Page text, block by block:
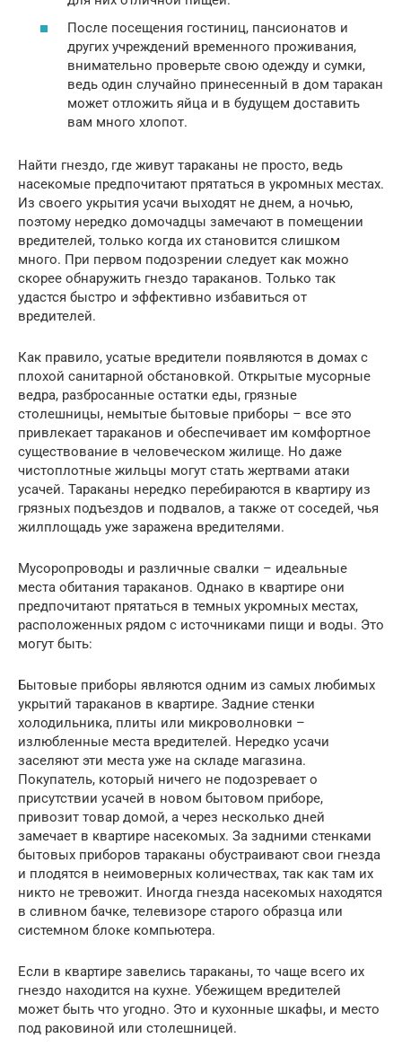
После посещения гостиниц, пансионатов и
других учреждений временного проживания,
внимательно проверьте свою одежду и сумки,
ведь один случайно принесенный в дом таракан
может отложить яйца и в будущем доставить
вам много хлопот.
Найти гнездо, где живут тараканы не просто, ведь
насекомые предпочитают прятаться в укромных местах.
Из своего укрытия усачи выходят не днем, а ночью,
поэтому нередко домочадцы замечают в помещении
вредителей, только когда их становится слишком
много. При первом подозрении следует как можно
скорее обнаружить гнездо тараканов. Только так
удастся быстро и эффективно избавиться от
вредителей.
Как правило, усатые вредители появляются в домах с
плохой санитарной обстановкой. Открытые мусорные
ведра, разбросанные остатки еды, грязные
столешницы, немытые бытовые приборы – все это
привлекает тараканов и обеспечивает им комфортное
существование в человеческом жилище. Но даже
чистоплотные жильцы могут стать жертвами атаки
усачей. Тараканы нередко перебираются в квартиру из
грязных подъездов и подвалов, а также от соседей, чья
жилплощадь уже заражена вредителями.
Мусоропроводы и различные свалки – идеальные
места обитания тараканов. Однако в квартире они
предпочитают прятаться в темных укромных местах,
расположенных рядом с источниками пищи и воды. Это
могут быть:
Бытовые приборы являются одним из самых любимых
укрытий тараканов в квартире. Задние стенки
холодильника, плиты или микроволновки –
излюбленные места вредителей. Нередко усачи
заселяют эти места уже на складе магазина.
Покупатель, который ничего не подозревает о
присутствии усачей в новом бытовом приборе,
привозит товар домой, а через несколько дней
замечает в квартире насекомых. За задними стенками
бытовых приборов тараканы обустраивают свои гнезда
и плодятся в неимоверных количествах, так как там их
никто не тревожит. Иногда гнезда насекомых находятся
в сливном бачке, телевизоре старого образца или
системном блоке компьютера.
Если в квартире завелись тараканы, то чаще всего их
гнездо находится на кухне. Убежищем вредителей
может быть что угодно. Это и кухонные шкафы, и место
под раковиной или столешницей.